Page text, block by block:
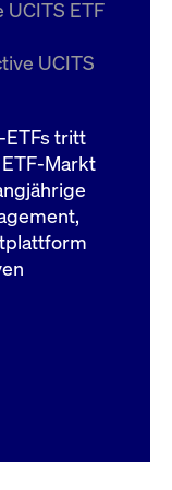
ETF
UCITS
ETFs tritt
Markt
bis